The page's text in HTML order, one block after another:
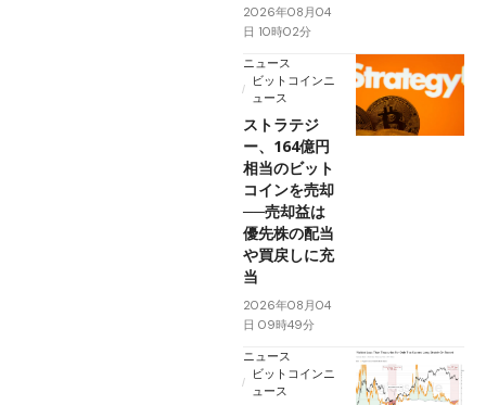
2026年08月04
日 10時02分
ニュース
ビットコインニ
ュース
ストラテジ
ー、164億円
相当のビット
コインを売却
──売却益は
優先株の配当
や買戻しに充
当
2026年08月04
日 09時49分
ニュース
ビットコインニ
ュース